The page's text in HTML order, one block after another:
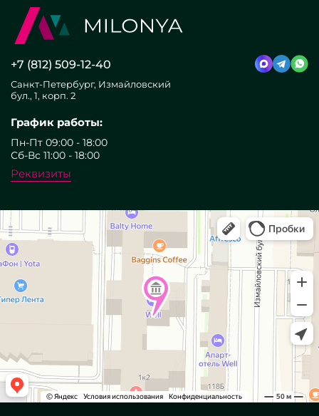
+7 (812) 509-12-40
Санкт-Петербург, Измайловский
бул., 1, корп. 2
График работы:
Пн-Пт 09:00 - 18:00
Сб-Вс 11:00 - 18:00
Реквизиты